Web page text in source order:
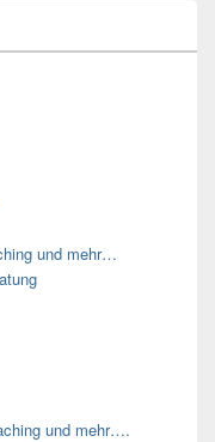
und mehr…
und mehr….